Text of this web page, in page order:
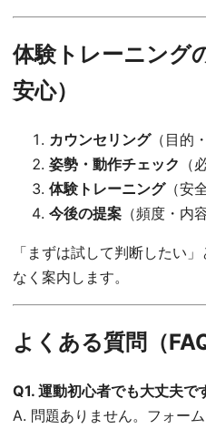
体験トレーニング
安心）
カウンセリング（目的
姿勢・動作チェック （
体験トレーニング（安
今後の提案 （頻度・内
「まずは試して判断したい
なく案内します。
よくある質問（FAQ
Q1. 運動初心者でも大丈夫で
A. 問題ありません。フォー